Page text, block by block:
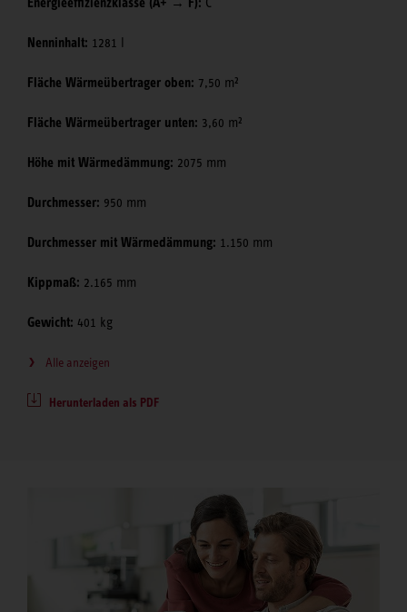
Nenninhalt: 1281 l
Fläche Wärmeübertrager oben: 7,50 m²
Fläche Wärmeübertrager unten: 3,60 m²
Höhe mit Wärmedämmung: 2075 mm
Durchmesser: 950 mm
Durchmesser mit Wärmedämmung: 1.150 mm
Kippmaß: 2.165 mm
Gewicht: 401 kg
Alle anzeigen
Herunterladen als PDF